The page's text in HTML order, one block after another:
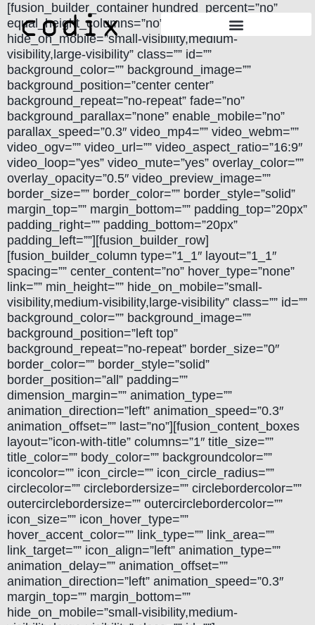
[fusion_builder_container hundred_percent=”no”
equal_height_columns=”no” menu_anchor=””
hide_on_mobile=”small-visibility,medium-
visibility,large-visibility” class=”” id=””
background_color=”” background_image=””
background_position=”center center”
background_repeat=”no-repeat” fade=”no”
background_parallax=”none” enable_mobile=”no”
parallax_speed=”0.3″ video_mp4=”” video_webm=””
video_ogv=”” video_url=”” video_aspect_ratio=”16:9″
video_loop=”yes” video_mute=”yes” overlay_color=””
overlay_opacity=”0.5″ video_preview_image=””
border_size=”” border_color=”” border_style=”solid”
margin_top=”” margin_bottom=”” padding_top=”20px”
padding_right=”” padding_bottom=”20px”
padding_left=””][fusion_builder_row]
[fusion_builder_column type=”1_1″ layout=”1_1″
spacing=”” center_content=”no” hover_type=”none”
link=”” min_height=”” hide_on_mobile=”small-
visibility,medium-visibility,large-visibility” class=”” id=””
background_color=”” background_image=””
background_position=”left top”
background_repeat=”no-repeat” border_size=”0″
border_color=”” border_style=”solid”
border_position=”all” padding=””
dimension_margin=”” animation_type=””
animation_direction=”left” animation_speed=”0.3″
animation_offset=”” last=”no”][fusion_content_boxes
layout=”icon-with-title” columns=”1″ title_size=””
title_color=”” body_color=”” backgroundcolor=””
iconcolor=”” icon_circle=”” icon_circle_radius=””
circlecolor=”” circlebordersize=”” circlebordercolor=””
outercirclebordersize=”” outercirclebordercolor=””
icon_size=”” icon_hover_type=””
hover_accent_color=”” link_type=”” link_area=””
link_target=”” icon_align=”left” animation_type=””
animation_delay=”” animation_offset=””
animation_direction=”left” animation_speed=”0.3″
margin_top=”” margin_bottom=””
hide_on_mobile=”small-visibility,medium-